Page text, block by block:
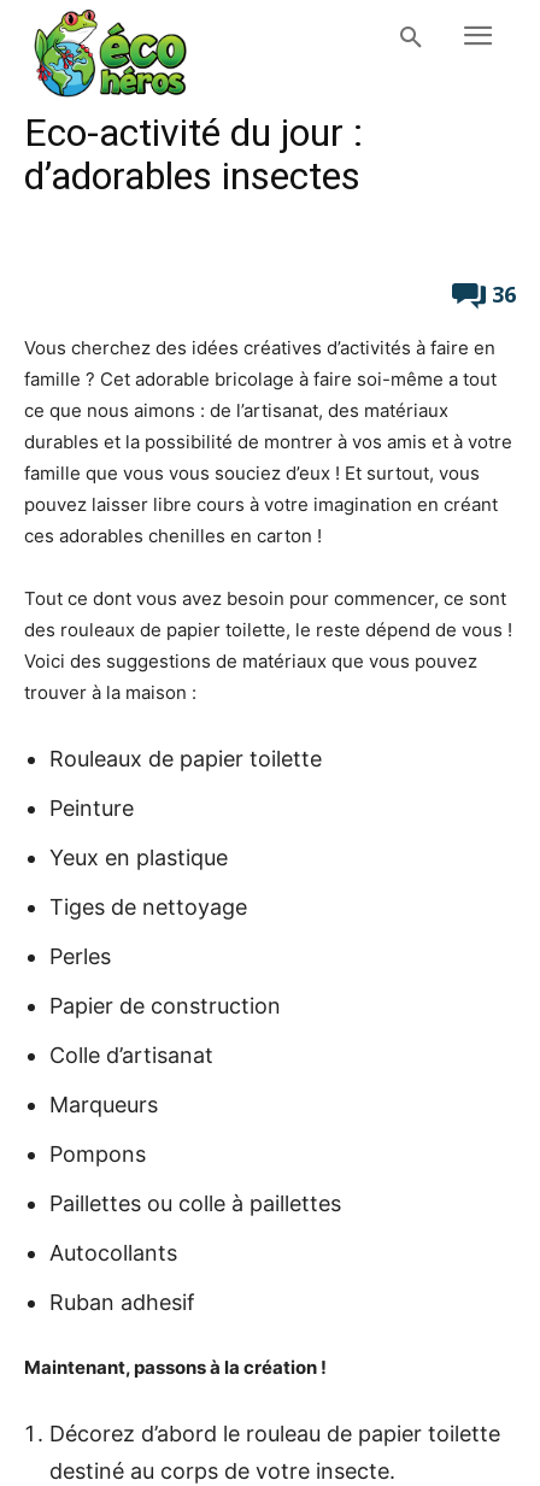
Eco-activité du jour :
d’adorables insectes
36
Vous cherchez des idées créatives d’activités à faire en
famille ? Cet adorable bricolage à faire soi-même a tout
ce que nous aimons : de l’artisanat, des matériaux
durables et la possibilité de montrer à vos amis et à votre
famille que vous vous souciez d’eux ! Et surtout, vous
pouvez laisser libre cours à votre imagination en créant
ces adorables chenilles en carton !
Tout ce dont vous avez besoin pour commencer, ce sont
des rouleaux de papier toilette, le reste dépend de vous !
Voici des suggestions de matériaux que vous pouvez
trouver à la maison :
Rouleaux de papier toilette
Peinture
Yeux en plastique
Tiges de nettoyage
Perles
Papier de construction
Colle d’artisanat
Marqueurs
Pompons
Paillettes ou colle à paillettes
Autocollants
Ruban adhesif
Maintenant, passons à la création !
Décorez d’abord le rouleau de papier toilette
destiné au corps de votre insecte.